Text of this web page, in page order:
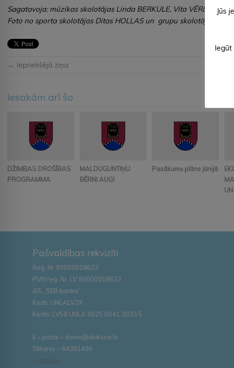
Sagatavoja: mūzikas skolotājas Linda BERKULE, Vita VĒRDIŅA
Foto no sporta skolotājas Ditas HOLLAS un grupu skolotāju
← Iepriekšējā ziņa
Iesakām arī šo
DŽIMBAS DROŠĪBAS
PROGRAMMA
MALDUGUNTIŅU
BĒRNI AUG!
Pasākumu plāns jūnijā
Pašvaldības rekvizīti
Reģ. Nr.90000018622
PVN reģ. Nr. LV 90000018622
AS „SEB banka”
Kods: UNLALV2X
Konts: LV58 UNLA 0025 0041 3033 5
E – pasts – dome@aluksne.lv
Tālrunis – 64381496
E-adrese
Jūs
Iegūt